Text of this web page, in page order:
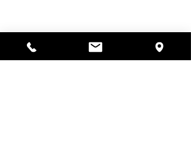
297 Central St. Gardner, MA 01440
978-364-0920